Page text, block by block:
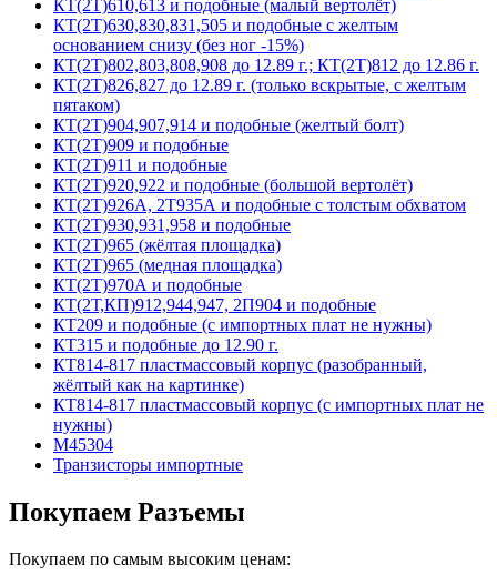
КТ(2Т)610,613 и подобные (малый вертолёт)
КТ(2Т)630,830,831,505 и подобные с желтым
основанием снизу (без ног -15%)
КТ(2Т)802,803,808,908 до 12.89 г.; КТ(2Т)812 до 12.86 г.
КТ(2Т)826,827 до 12.89 г. (только вскрытые, с желтым
пятаком)
КТ(2Т)904,907,914 и подобные (желтый болт)
КТ(2Т)909 и подобные
КТ(2Т)911 и подобные
КТ(2Т)920,922 и подобные (большой вертолёт)
КТ(2Т)926А, 2Т935А и подобные с толстым обхватом
КТ(2Т)930,931,958 и подобные
КТ(2Т)965 (жёлтая площадка)
КТ(2Т)965 (медная площадка)
КТ(2Т)970А и подобные
КТ(2Т,КП)912,944,947, 2П904 и подобные
КТ209 и подобные (с импортных плат не нужны)
КТ315 и подобные до 12.90 г.
КТ814-817 пластмассовый корпус (разобранный,
жёлтый как на картинке)
КТ814-817 пластмассовый корпус (с импортных плат не
нужны)
М45304
Транзисторы импортные
Покупаем Разъемы
Покупаем по самым высоким ценам: